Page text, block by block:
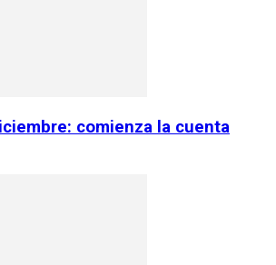
comienza la cuenta